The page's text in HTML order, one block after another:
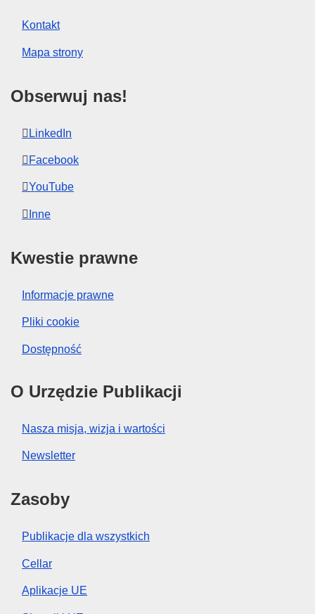
Kontakt
Mapa strony
Obserwuj nas!
LinkedIn
Facebook
YouTube
Inne
Kwestie prawne
Informacje prawne
Pliki cookie
Dostępność
O Urzędzie Publikacji
Nasza misja, wizja i wartości
Newsletter
Zasoby
Publikacje dla wszystkich
Cellar
Aplikacje UE